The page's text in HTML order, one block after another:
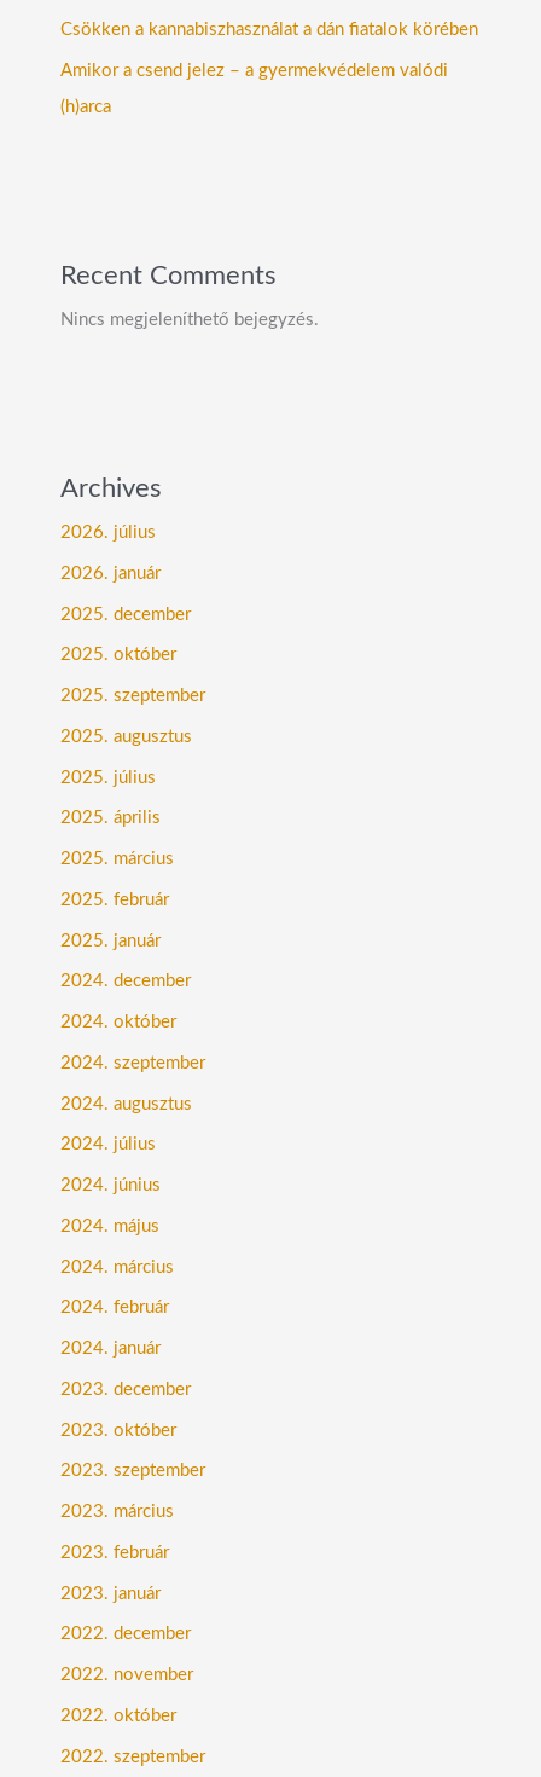
Csökken a kannabiszhasználat a dán fiatalok körében
Amikor a csend jelez – a gyermekvédelem valódi
(h)arca
Recent Comments
Nincs megjeleníthető bejegyzés.
Archives
2026. július
2026. január
2025. december
2025. október
2025. szeptember
2025. augusztus
2025. július
2025. április
2025. március
2025. február
2025. január
2024. december
2024. október
2024. szeptember
2024. augusztus
2024. július
2024. június
2024. május
2024. március
2024. február
2024. január
2023. december
2023. október
2023. szeptember
2023. március
2023. február
2023. január
2022. december
2022. november
2022. október
2022. szeptember